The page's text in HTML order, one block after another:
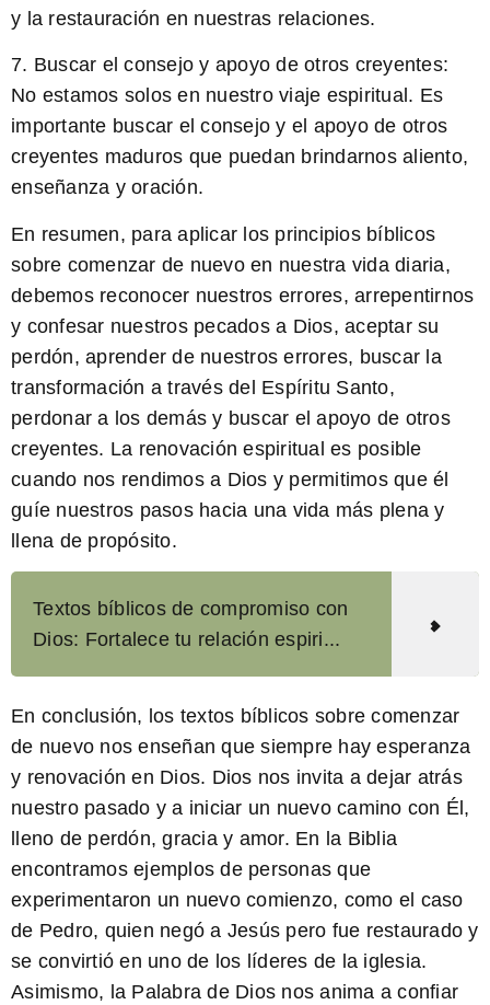
y la restauración en nuestras relaciones.
7. Buscar el consejo y apoyo de otros creyentes:
No estamos solos en nuestro viaje espiritual. Es
importante buscar el consejo y el apoyo de otros
creyentes maduros que puedan brindarnos aliento,
enseñanza y oración.
En resumen, para aplicar los principios bíblicos
sobre comenzar de nuevo en nuestra vida diaria,
debemos reconocer nuestros errores, arrepentirnos
y confesar nuestros pecados a Dios, aceptar su
perdón, aprender de nuestros errores, buscar la
transformación a través del Espíritu Santo,
perdonar a los demás y buscar el apoyo de otros
creyentes. La renovación espiritual es posible
cuando nos rendimos a Dios y permitimos que él
guíe nuestros pasos hacia una vida más plena y
llena de propósito.
Textos bíblicos de compromiso con
Dios: Fortalece tu relación espiri...
En conclusión, los textos bíblicos sobre comenzar
de nuevo nos enseñan que siempre hay esperanza
y renovación en Dios. Dios nos invita a dejar atrás
nuestro pasado y a iniciar un nuevo camino con Él,
lleno de perdón, gracia y amor. En la Biblia
encontramos ejemplos de personas que
experimentaron un nuevo comienzo, como el caso
de Pedro, quien negó a Jesús pero fue restaurado y
se convirtió en uno de los líderes de la iglesia.
Asimismo, la Palabra de Dios nos anima a confiar